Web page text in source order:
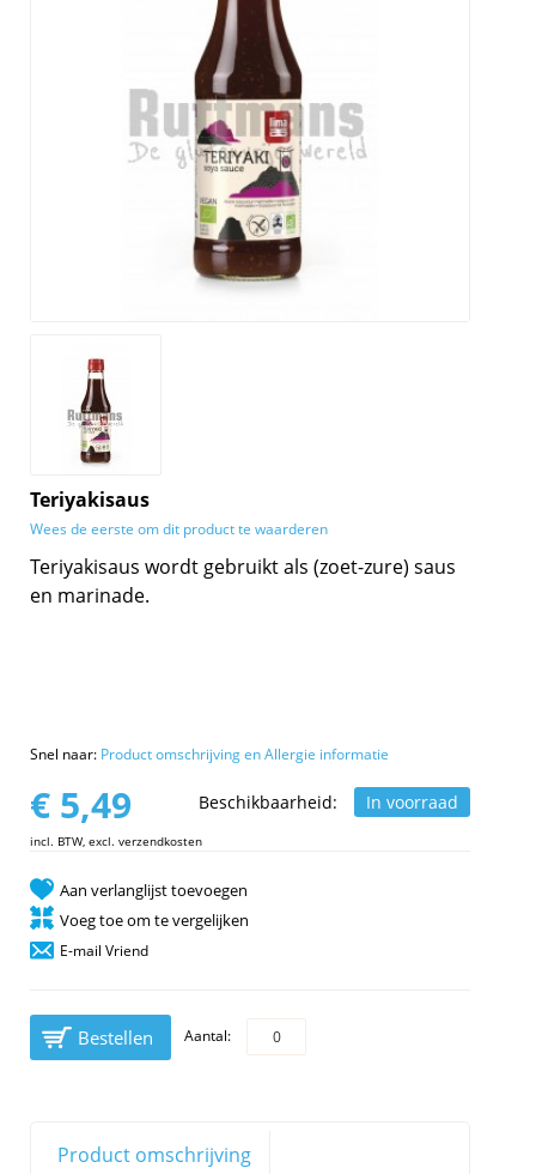
Teriyakisaus
Wees de eerste om dit product te waarderen
Teriyakisaus wordt gebruikt als (zoet-zure) saus
en marinade.
Snel naar: Product omschrijving en Allergie informatie
Beschikbaarheid: In voorraad
€ 5,49
incl. BTW, excl. verzendkosten
Aan verlanglijst toevoegen
Voeg toe om te vergelijken
E-mail Vriend
Bestellen Aantal:
Product omschrijving